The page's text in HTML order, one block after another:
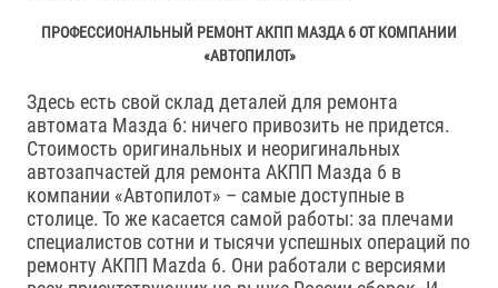
ПРОФЕССИОНАЛЬНЫЙ РЕМОНТ АКПП МАЗДА 6 ОТ КОМПАНИИ
«АВТОПИЛОТ»
Здесь есть свой склад деталей для ремонта
автомата Мазда 6: ничего привозить не придется.
Стоимость оригинальных и неоригинальных
автозапчастей для ремонта АКПП Мазда 6 в
компании «Автопилот» – самые доступные в
столице. То же касается самой работы: за плечами
специалистов сотни и тысячи успешных операций по
ремонту АКПП Mazda 6. Они работали с версиями